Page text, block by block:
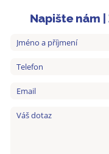
Napište nám |